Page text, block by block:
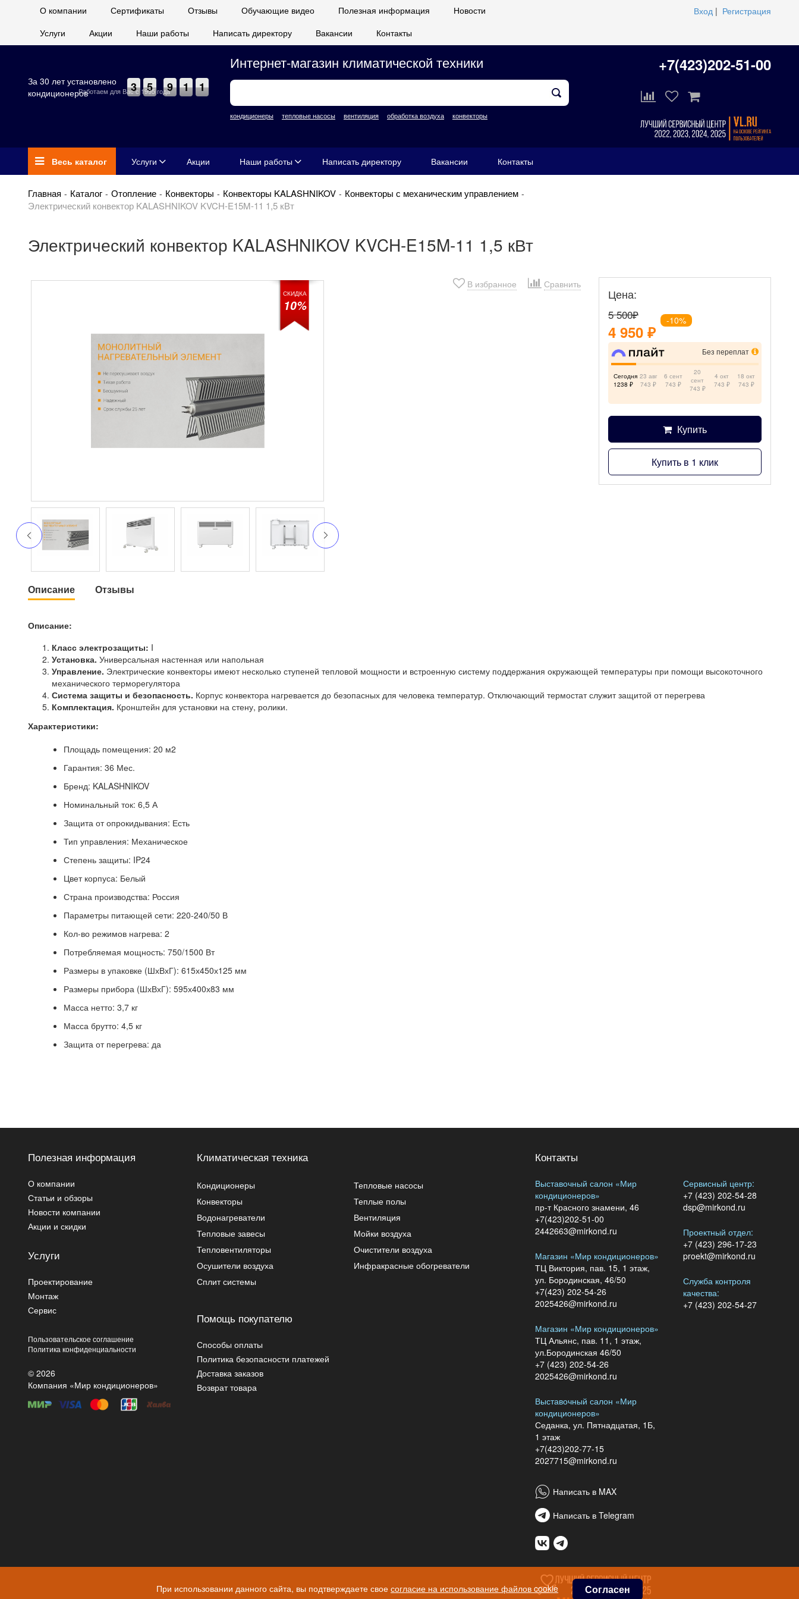
О компании Сертификаты Отзывы Обучающие видео Полезная информация
Новости
Услуги
Акции Наши работы Написать директору Вакансии Контакты
Вход | Регистрация
Работаем для Вас с 1995 года
За 30 лет установлено
кондиционеров
3 5 9 1 1
Интернет-магазин климатической техники
кондиционеры тепловые насосы вентиляция обработка воздуха конвекторы
+7(423)202-51-00
Весь каталог Услуги Акции Наши работы Написать директору Вакансии Контакты
Главная Каталог Отопление Конвекторы Конвекторы KALASHNIKOV
Конвекторы с механическим управлением
Электрический конвектор KALASHNIKOV KVCH-E15M-11 1,5 кВт
Электрический конвектор KALASHNIKOV KVCH-E15M-11 1,5 кВт
СКИДКА
10%
В избранное Сравнить
Цена:
5 500₽
4 950 ₽
-10%
Без переплат
Сегодня
1238 ₽
23 авг
743 ₽
6 сент
743 ₽
20
сент
743 ₽
4 окт
743 ₽
18 окт
743 ₽
Купить
Купить в 1 клик
Описание Отзывы
Описание:
Класс электрозащиты: I
Установка. Универсальная настенная или напольная
Управление. Электрические конвекторы имеют несколько ступеней тепловой мощности и встроенную систему поддержания окружающей температуры при помощи высокоточного
механического терморегулятора
Система защиты и безопасность. Корпус конвектора нагревается до безопасных для человека температур. Отключающий термостат служит защитой от перегрева
Комплектация. Кронштейн для установки на стену, ролики.
Характеристики:
Площадь помещения: 20 м2
Гарантия: 36 Мес.
Бренд: KALASHNIKOV
Номинальный ток: 6,5 А
Защита от опрокидывания: Есть
Тип управления: Механическое
Степень защиты: IP24
Цвет корпуса: Белый
Страна производства: Россия
Параметры питающей сети: 220-240/50 В
Кол-во режимов нагрева: 2
Потребляемая мощность: 750/1500 Вт
Размеры в упаковке (ШхВхГ): 615х450х125 мм
Размеры прибора (ШхВхГ): 595х400х83 мм
Масса нетто: 3,7 кг
Масса брутто: 4,5 кг
Защита от перегрева: да
Полезная информация
О компании
Статьи и обзоры
Новости компании
Акции и скидки
Услуги
Проектирование
Монтаж
Сервис
Климатическая техника
Кондиционеры
Тепловые насосы
Конвекторы
Теплые полы
Водонагреватели
Вентиляция
Тепловые завесы
Мойки воздуха
Тепловентиляторы
Очистители воздуха
Осушители воздуха
Инфракрасные обогреватели
Сплит системы
Пользовательское соглашение
Политика конфиденциальности
© 2026
Компания «Мир кондиционеров»
Помощь покупателю
Способы оплаты
Политика безопасности платежей
Доставка заказов
Возврат товара
Контакты
Выставочный салон «Мир
кондиционеров»
пр-т Красного знамени, 46
+7(423)202-51-00
2442663@mirkond.ru
Магазин «Мир кондиционеров»
ТЦ Виктория, пав. 15, 1 этаж,
ул. Бородинская, 46/50
+7(423) 202-54-26
2025426@mirkond.ru
Магазин «Мир кондиционеров»
ТЦ Альянс, пав. 11, 1 этаж,
ул.Бородинская 46/50
+7 (423) 202-54-26
2025426@mirkond.ru
Выставочный салон «Мир
кондиционеров»
Седанка, ул. Пятнадцатая, 1Б,
1 этаж
+7(423)202-77-15
2027715@mirkond.ru
Сервисный центр:
+7 (423) 202-54-28
dsp@mirkond.ru
Проектный отдел:
+7 (423) 296-17-23
proekt@mirkond.ru
Служба контроля
качества:
+7 (423) 202-54-27
Написать в MAX
Написать в Telegram
При использовании данного сайта, вы подтверждаете свое согласие на использование файлов cookie Согласен